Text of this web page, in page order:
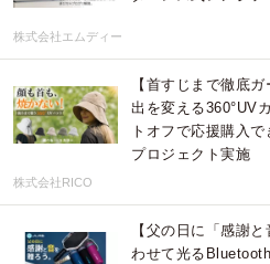
株式会社エムディー
【首すじまで徹底
出を変える360°UV
トオフで応援購入
プロジェクト実施
株式会社RICO
【父の日に「感謝
わせて光る